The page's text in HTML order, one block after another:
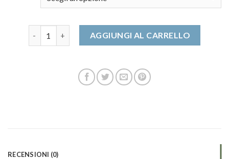
buffalo scarpe quantitàAGGIUNGI AL CARRELLO
RECENSIONI (0)